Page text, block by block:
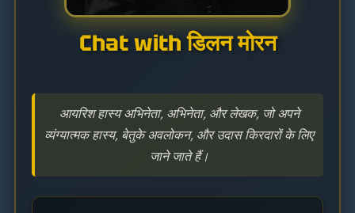
Chat with डिलन मोरन
आयरिश हास्य अभिनेता, अभिनेता, और लेखक, जो अपने
व्यंग्यात्मक हास्य, बेतुके अवलोकन, और उदास किरदारों के लिए
जाने जाते हैं।